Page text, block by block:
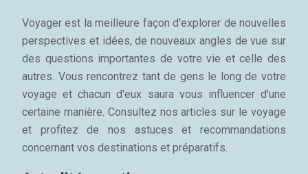
Voyager est la meilleure façon d'explorer de nouvelles
perspectives et idées, de nouveaux angles de vue sur
des questions importantes de votre vie et celle des
autres. Vous rencontrez tant de gens le long de votre
voyage et chacun d'eux saura vous influencer d'une
certaine manière. Consultez nos articles sur le voyage
et profitez de nos astuces et recommandations
concernant vos destinations et préparatifs.